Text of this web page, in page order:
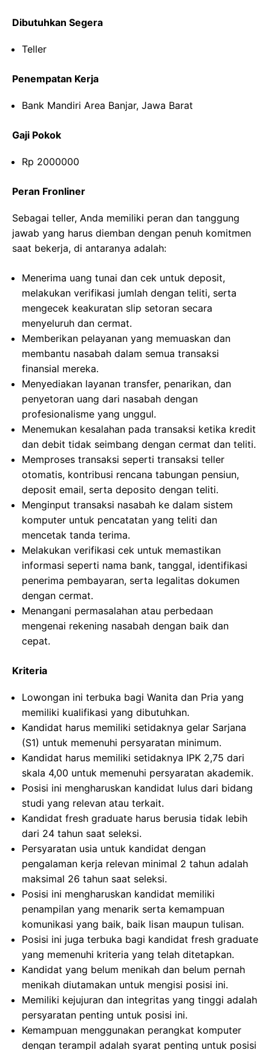
Dibutuhkan Segera
Teller
Penempatan Kerja
Bank Mandiri Area Banjar, Jawa Barat
Gaji Pokok
Rp 2000000
Peran Fronliner
Sebagai teller, Anda memiliki peran dan tanggung
jawab yang harus diemban dengan penuh komitmen
saat bekerja, di antaranya adalah:
Menerima uang tunai dan cek untuk deposit,
melakukan verifikasi jumlah dengan teliti, serta
mengecek keakuratan slip setoran secara
menyeluruh dan cermat.
Memberikan pelayanan yang memuaskan dan
membantu nasabah dalam semua transaksi
finansial mereka.
Menyediakan layanan transfer, penarikan, dan
penyetoran uang dari nasabah dengan
profesionalisme yang unggul.
Menemukan kesalahan pada transaksi ketika kredit
dan debit tidak seimbang dengan cermat dan teliti.
Memproses transaksi seperti transaksi teller
otomatis, kontribusi rencana tabungan pensiun,
deposit email, serta deposito dengan teliti.
Menginput transaksi nasabah ke dalam sistem
komputer untuk pencatatan yang teliti dan
mencetak tanda terima.
Melakukan verifikasi cek untuk memastikan
informasi seperti nama bank, tanggal, identifikasi
penerima pembayaran, serta legalitas dokumen
dengan cermat.
Menangani permasalahan atau perbedaan
mengenai rekening nasabah dengan baik dan
cepat.
Kriteria
Lowongan ini terbuka bagi Wanita dan Pria yang
memiliki kualifikasi yang dibutuhkan.
Kandidat harus memiliki setidaknya gelar Sarjana
(S1) untuk memenuhi persyaratan minimum.
Kandidat harus memiliki setidaknya IPK 2,75 dari
skala 4,00 untuk memenuhi persyaratan akademik.
Posisi ini mengharuskan kandidat lulus dari bidang
studi yang relevan atau terkait.
Kandidat fresh graduate harus berusia tidak lebih
dari 24 tahun saat seleksi.
Persyaratan usia untuk kandidat dengan
pengalaman kerja relevan minimal 2 tahun adalah
maksimal 26 tahun saat seleksi.
Posisi ini mengharuskan kandidat memiliki
penampilan yang menarik serta kemampuan
komunikasi yang baik, baik lisan maupun tulisan.
Posisi ini juga terbuka bagi kandidat fresh graduate
yang memenuhi kriteria yang telah ditetapkan.
Kandidat yang belum menikah dan belum pernah
menikah diutamakan untuk mengisi posisi ini.
Memiliki kejujuran dan integritas yang tinggi adalah
persyaratan penting untuk posisi ini.
Kemampuan menggunakan perangkat komputer
dengan terampil adalah syarat penting untuk posisi